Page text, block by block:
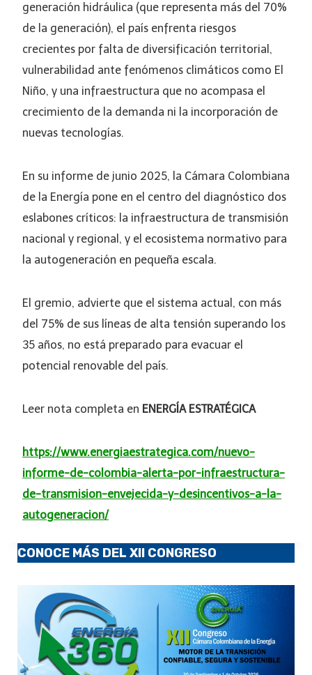
generación hidráulica (que representa más del 70%
de la generación), el país enfrenta riesgos
crecientes por falta de diversificación territorial,
vulnerabilidad ante fenómenos climáticos como El
Niño, y una infraestructura que no acompasa el
crecimiento de la demanda ni la incorporación de
nuevas tecnologías.
En su informe de junio 2025, la Cámara Colombiana
de la Energía pone en el centro del diagnóstico dos
eslabones críticos: la infraestructura de transmisión
nacional y regional, y el ecosistema normativo para
la autogeneración en pequeña escala.
El gremio, advierte que el sistema actual, con más
del 75% de sus líneas de alta tensión superando los
35 años, no está preparado para evacuar el
potencial renovable del país.
Leer nota completa en ENERGÍA ESTRATÉGICA
https://www.energiaestrategica.com/nuevo-
informe-de-colombia-alerta-por-infraestructura-
de-transmision-envejecida-y-desincentivos-a-la-
autogeneracion/
CONOCE MÁS DEL XII CONGRESO